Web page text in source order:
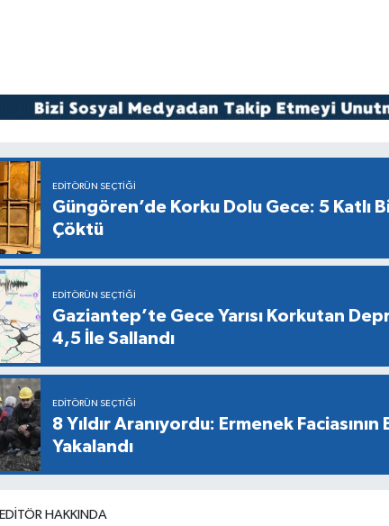
EDITÖRÜN SEÇTIĞI
Güngören’de Korku Dolu Gece: 5 Katlı
Çöktü
EDITÖRÜN SEÇTIĞI
Gaziantep’te Gece Yarısı Korkutan
4,5 İle Sallandı
EDITÖRÜN SEÇTIĞI
8 Yıldır Aranıyordu: Ermenek
Yakalandı
EDITÖR HAKKINDA